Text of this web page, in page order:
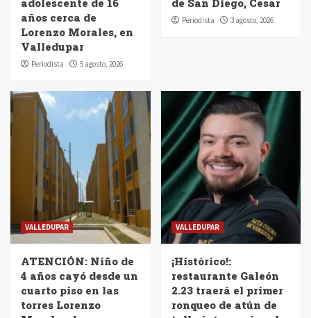
años cerca de
Lorenzo Morales, en
Valledupar
Periodista 5 agosto, 2026
Periodista 3 agosto, 2026
VALLEDUPAR
ATENCIÓN: Niño de
4 años cayó desde un
cuarto piso en las
torres Lorenzo
VALLEDUPAR
¡Histórico!:
restaurante Galeón
2.23 traerá el primer
ronqueo de atún de